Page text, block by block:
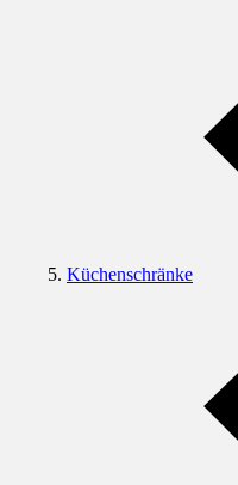
Küchenschränke